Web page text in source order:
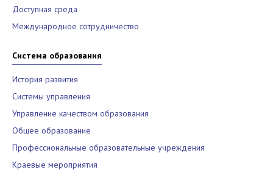
Доступная среда
Международное сотрудничество
Система образования
История развития
Системы управления
Управление качеством образования
Общее образование
Профессиональные образовательные учреждения
Краевые мероприятия